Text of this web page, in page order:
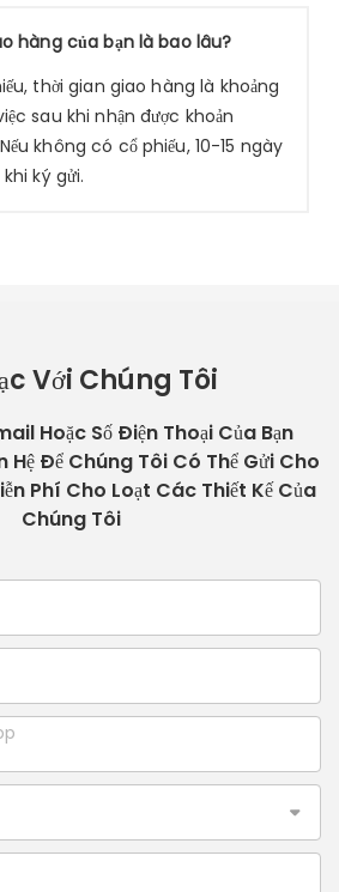
hàng của bạn là bao lâu?
thời gian giao hàng là khoảng
sau khi nhận được khoản
không có cổ phiếu, 10-15 ngày
ký gửi.
Với Chúng Tôi
Hoặc Số Điện Thoại Của Bạn
Hệ Để Chúng Tôi Có Thể Gửi Cho
Phí Cho Loạt Các Thiết Kế Của
Chúng Tôi